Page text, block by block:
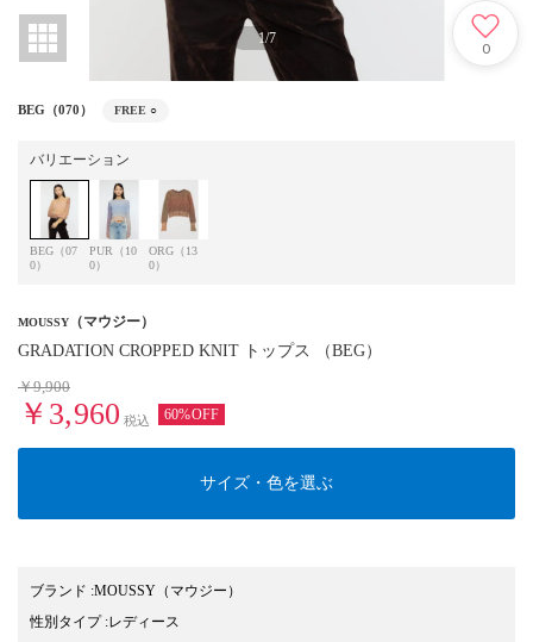
1/7
0
BEG（070） FREE ○
バリエーション
BEG（07
0）
PUR（10
0）
ORG（13
0）
MOUSSY （マウジー）
GRADATION CROPPED KNIT トップス （BEG）
￥9,900
￥3,960 税込 60%OFF
サイズ・色を選ぶ
ブランド :MOUSSY （マウジー）
性別タイプ:レディース